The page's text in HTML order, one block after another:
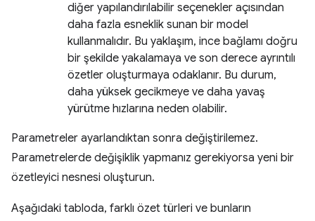
diğer yapılandırılabilir seçenekler açısından
daha fazla esneklik sunan bir model
kullanmalıdır. Bu yaklaşım, ince bağlamı doğru
bir şekilde yakalamaya ve son derece ayrıntılı
özetler oluşturmaya odaklanır. Bu durum,
daha yüksek gecikmeye ve daha yavaş
yürütme hızlarına neden olabilir.
Parametreler ayarlandıktan sonra değiştirilemez.
Parametrelerde değişiklik yapmanız gerekiyorsa yeni bir
özetleyici nesnesi oluşturun.
Aşağıdaki tabloda, farklı özet türleri ve bunların